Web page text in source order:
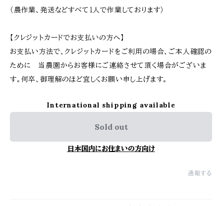
（農作業、発送などすべて１人で作業しております）
【クレジットカードでお支払いの方へ】
お支払い方法で、クレジットカードをご利用の場合、ご本人確認の
ために 当農園からお客様にご連絡させて頂く場合がございま
す。何卒、御理解のほど宜しくお願い申し上げます。
International shipping available
Sold out
日本国内にお住まいの方向け
通報する